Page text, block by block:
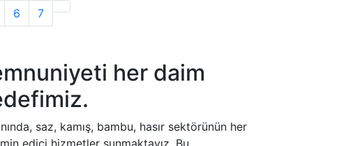
6 7
her daim
saz, kamış, bambu, hasır sektörünün her
edici hizmetler sunmaktayız. Bu